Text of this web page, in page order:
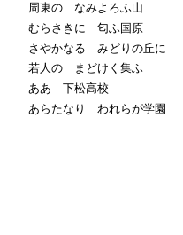
周東の なみよろふ山
むらさきに 匂ふ国原
さやかなる みどりの丘に
若人の まどけく集ふ
ああ 下松高校
あらたなり われらが学園